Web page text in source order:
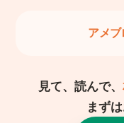
アメブ
見て、読んで、
まず